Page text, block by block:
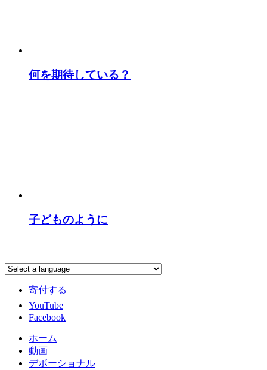
何を期待している？
子どものように
寄付する
YouTube
Facebook
ホーム
動画
デボーショナル